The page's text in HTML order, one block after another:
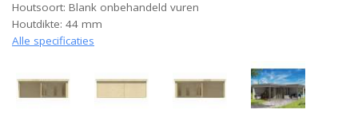
Houtsoort: Blank onbehandeld vuren
Houtdikte: 44 mm
Alle specificaties